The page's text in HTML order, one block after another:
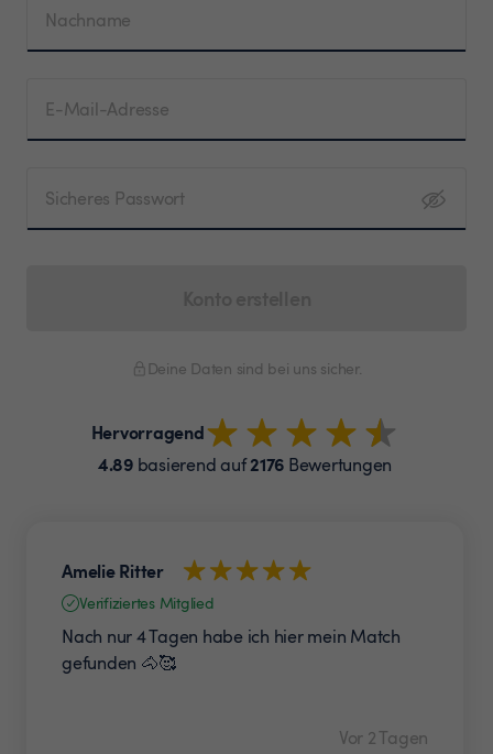
Nachname
E-Mail-Adresse
Sicheres Passwort
Deine Daten sind bei uns sicher.
Hervorragend
4.89basierend auf2176 Bewertungen
Amelie Ritter
Verifiziertes Mitglied
Nach nur 4 Tagen habe ich hier mein Match
gefunden 🐴🥰
Vor 2 Tagen